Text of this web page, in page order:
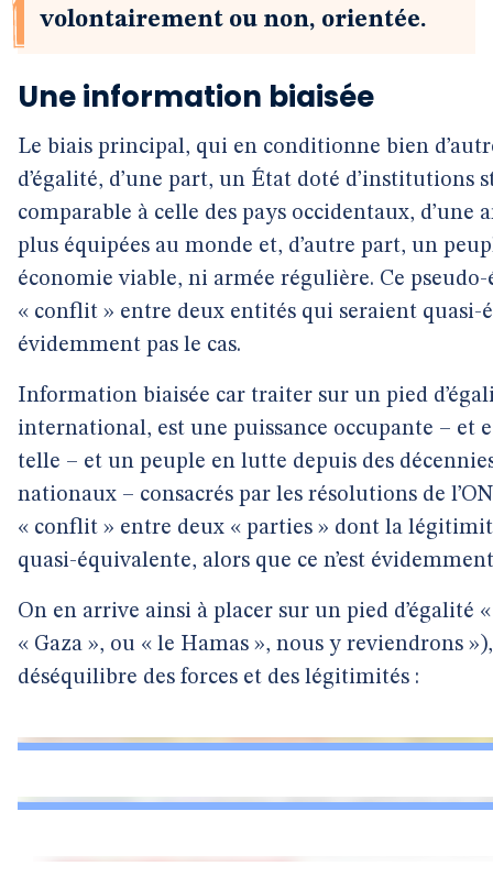
volontairement ou non, orientée.
Une information biaisée
Le biais principal, qui en conditionne bien
d’égalité, d’une part, un État doté d’institutions
comparable à celle des pays occidentaux, d’une
plus équipées au monde et, d’autre part, un
économie viable, ni armée régulière. Ce
« conflit » entre deux entités qui seraient quasi-
évidemment pas le cas.
Information biaisée car traiter sur un pied
international, est une puissance occupante – et
telle – et un peuple en lutte depuis des
nationaux – consacrés par les résolutions de
« conflit » entre deux « parties » dont la
quasi-équivalente, alors que ce n’est
On en arrive ainsi à placer sur un pied d’égalité
« Gaza », ou « le Hamas », nous y reviendrons
déséquilibre des forces et des légitimités :